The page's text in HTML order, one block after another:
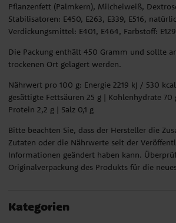
Pflanzenfett (Palmkern), Milcheiweiß,
Stabilisatoren: E450, E263, E339, E516,
Verdickungsmittel: E401, E464, Farbstoff:
Die Packung enthält 450 Gramm und sollte
trockenen Ort gelagert werden.
Nährwert pro 100 g: Energie 2219 kJ / 530
gesättigte Fettsäuren 25 g | Kohlenhydrate 70
Protein 2,2 g | Salz 0,1 g
Bitte beachten Sie, dass der Hersteller die
Zutaten oder die Nährwerte seit der
Informationen geändert haben kann.
Originalverpackung des Produkts für die
Kategorien